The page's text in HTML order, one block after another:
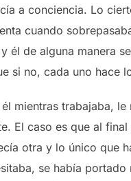
a conciencia. Lo
cuando
él de alguna manera
si no, cada uno hace
mientras trabajaba,
El caso es que al
otra y lo único que
se había